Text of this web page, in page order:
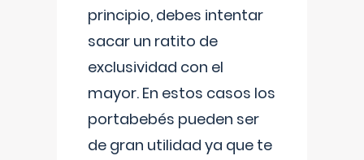
principio, debes intentar
sacar un ratito de
exclusividad con el
mayor. En estos casos los
portabebés pueden ser
de gran utilidad ya que te